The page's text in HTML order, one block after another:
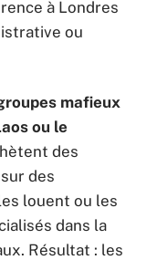
à Londres
ou
mafieux
ou le
des
sur des
louent ou les
dans la
Résultat : les